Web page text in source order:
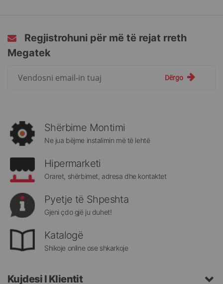
Regjistrohuni për më të rejat rreth
Megatek
rreth
Megatek:
Dërgo
Shërbime Montimi
Ne jua bëjme instalimin më të lehtë
Hipermarketi
Oraret, shërbimet, adresa dhe kontaktet
Pyetje të Shpeshta
Gjeni çdo gjë ju duhet!
Katalogë
Shikoje online ose shkarkoje
Kujdesi I Klientit